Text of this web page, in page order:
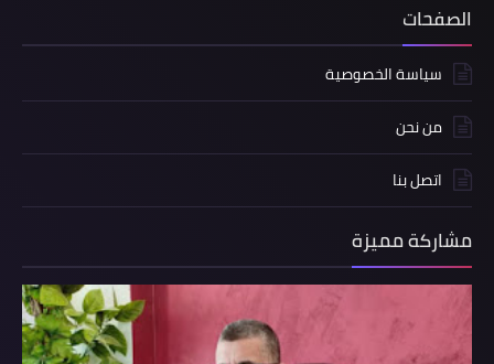
الصفحات
سياسة الخصوصية
من نحن
اتصل بنا
مشاركة مميزة